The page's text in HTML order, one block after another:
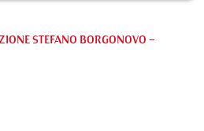
STEFANO BORGONOVO –